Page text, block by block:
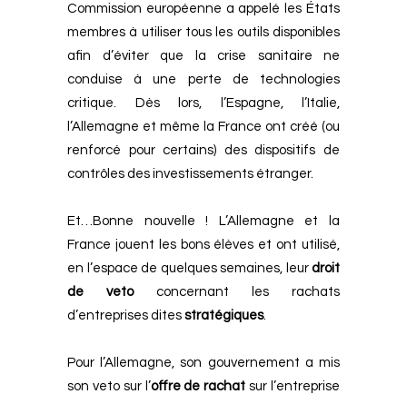
Commission européenne a appelé les États
membres à utiliser tous les outils disponibles
afin d’éviter que la crise sanitaire ne
conduise à une perte de technologies
critique.
Dès lors, l’Espagne, l’Italie,
l’Allemagne et même la France ont créé (ou
renforcé pour certains) des dispositifs de
contrôles des investissements étranger.
Et…Bonne nouvelle ! L’Allemagne et la
France jouent les bons élèves et ont utilisé,
en l’espace de quelques semaines, leur droit
de vetoconcernant les rachats
d’entreprises dites stratégiques.
Pour l’Allemagne, son gouvernement a mis
son veto sur l’offre de rachat sur l’entreprise